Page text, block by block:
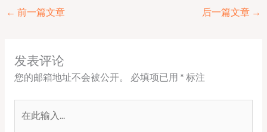
← 前一篇文章 后一篇文章 →
发表评论
您的邮箱地址不会被公开。 必填项已用 * 标注